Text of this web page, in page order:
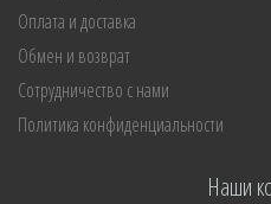
Оплата и доставка
Обмен и возврат
Сотрудничество с нами
Политика конфиденциальности
Наши